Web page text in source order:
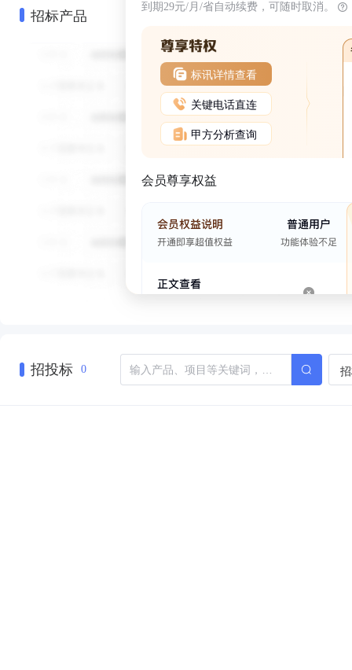
招标产品 到期29元/月/省自动续费，可随时取消。
标讯详情查看
关键电话直连
甲方分析查询
会员尊享权益
招投标 0